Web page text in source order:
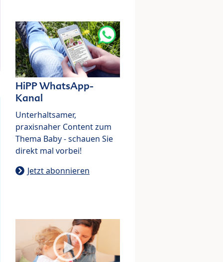
HiPP WhatsApp-
Kanal
Unterhaltsamer,
praxisnaher Content zum
Thema Baby - schauen Sie
direkt mal vorbei!
Jetzt abonnieren